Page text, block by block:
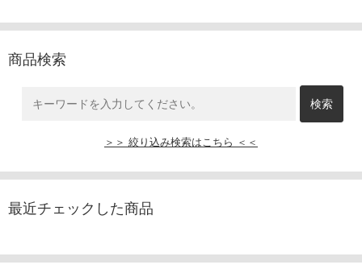
商品検索
＞＞ 絞り込み検索はこちら ＜＜
最近チェックした商品